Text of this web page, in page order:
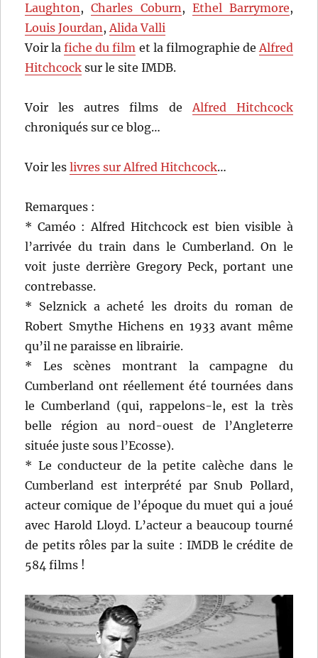
Laughton,Charles Coburn, Ethel Barrymore,
Louis Jourdan,Alida Valli
Voir lafiche du film et la filmographie deAlfred
Hitchcock sur le site IMDB.
Voir les autres films deAlfred Hitchcock
chroniqués sur ce blog…
Voir leslivres sur Alfred Hitchcock…
Remarques :
* Caméo : Alfred Hitchcock est bien visible à
l’arrivée du train dans le Cumberland. On le
voit juste derrière Gregory Peck, portant une
contrebasse.
* Selznick a acheté les droits du roman de
Robert Smythe Hichens en 1933 avant même
qu’il ne paraisse en librairie.
* Les scènes montrant la campagne du
Cumberland ont réellement été tournées dans
le Cumberland (qui, rappelons-le, est la très
belle région au nord-ouest de l’Angleterre
située juste sous l’Ecosse).
* Le conducteur de la petite calèche dans le
Cumberland est interprété par Snub Pollard,
acteur comique de l’époque du muet qui a joué
avec Harold Lloyd. L’acteur a beaucoup tourné
de petits rôles par la suite : IMDB le crédite de
584 films !